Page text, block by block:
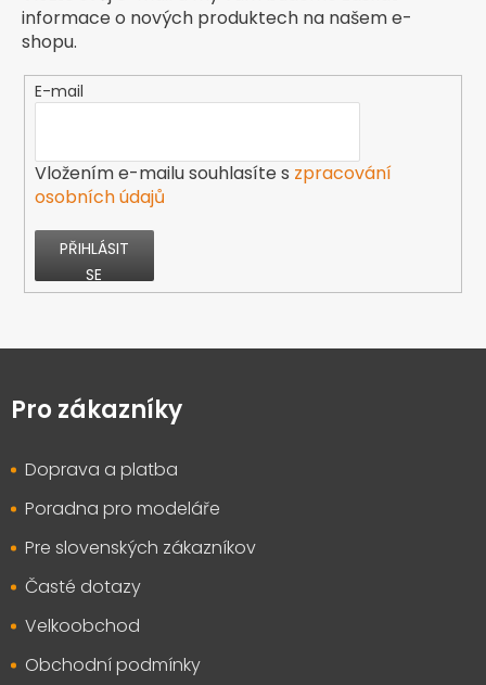
informace o nových produktech na našem e-
shopu.
E-mail
Vložením e-mailu souhlasíte s zpracování
osobních údajů
PŘIHLÁSIT
SE
pPro zákazníky
Doprava a platba
Poradna pro modeláře
Pre slovenských zákazníkov
Časté dotazy
Velkoobchod
Obchodní podmínky